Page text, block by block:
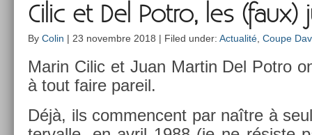
Cilic et Del Potro, les (faux)
By Colin | 23 novembre 2018 | Filed under: Actualité Coupe
Marin Cilic et Juan Mar­tin Del Potro
à tout faire pareil.
Déjà, ils com­men­cent par naître à